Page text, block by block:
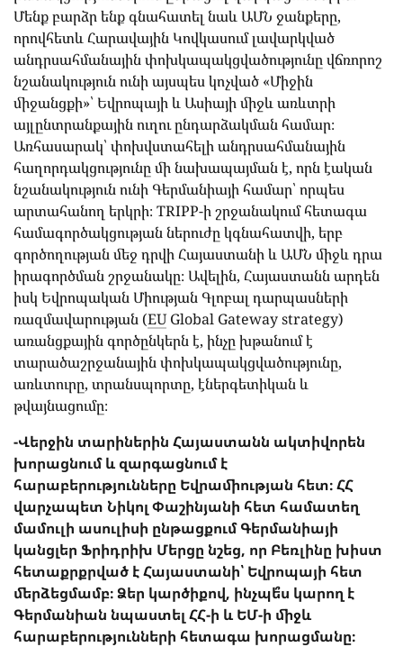
Մենք բարձր ենք գնահատել նաև ԱՄՆ ջանքերը,
որովհետև Հարավային Կովկասում լավարկված
անդրսահմանային փոխկապակցվածությունը վճռորոշ
նշանակություն ունի այսպես կոչված «Միջին
միջանցքի»՝ Եվրոպայի և Ասիայի միջև առևտրի
այլընտրանքային ուղու ընդարձակման համար։
Առհասարակ՝ փոխվստահելի անդրսահմանային
հաղորդակցությունը մի նախապայման է, որն էական
նշանակություն ունի Գերմանիայի համար՝ որպես
արտահանող երկրի։ TRIPP-ի շրջանակում հետագա
համագործակցության ներուժը կգնահատվի, երբ
գործողության մեջ դրվի Հայաստանի և ԱՄՆ միջև դրա
իրագործման շրջանակը։ Ավելին, Հայաստանն արդեն
իսկ Եվրոպական Միության Գլոբալ դարպասների
ռազմավարության (EU Global Gateway strategy)
առանցքային գործընկերն է, ինչը խթանում է
տարածաշրջանային փոխկապակցվածությունը,
առևտուրը, տրանսպորտը, էներգետիկան և
թվայնացումը։
-Վերջին տարիներին Հայաստանն ակտիվորեն
խորացնում և զարգացնում է
հարաբերությունները Եվրամիության հետ։ ՀՀ
վարչապետ Նիկոլ Փաշինյանի հետ համատեղ
մամուլի ասուլիսի ընթացքում Գերմանիայի
կանցլեր Ֆրիդրիխ Մերցը նշեց, որ Բեռլինը խիստ
հետաքրքրված է Հայաստանի՝ Եվրոպայի հետ
մերձեցմամբ։ Ձեր կարծիքով, ինչպե՞ս կարող է
Գերմանիան նպաստել ՀՀ-ի և ԵՄ-ի միջև
հարաբերությունների հետագա խորացմանը։